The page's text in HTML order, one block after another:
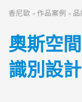
香尼歐 »作品案例 » 品
奧斯空
識別設計